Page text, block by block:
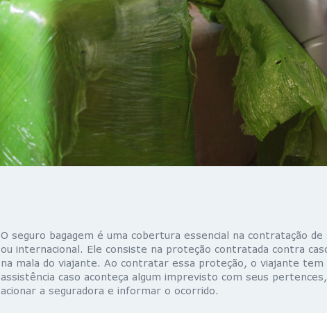
O seguro bagagem é uma cobertura essencial na contratação de
ou internacional. Ele consiste na proteção contratada contra
na mala do viajante. Ao contratar essa proteção, o viajante tem
assistência caso aconteça algum imprevisto com seus
acionar a seguradora e informar o ocorrido.